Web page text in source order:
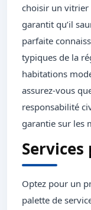
choisir un vitrier
garantit qu’il
parfaite
typiques de la
habitations
assurez-vous
responsabilité
garantie sur les
Services
Optez pour un
palette de